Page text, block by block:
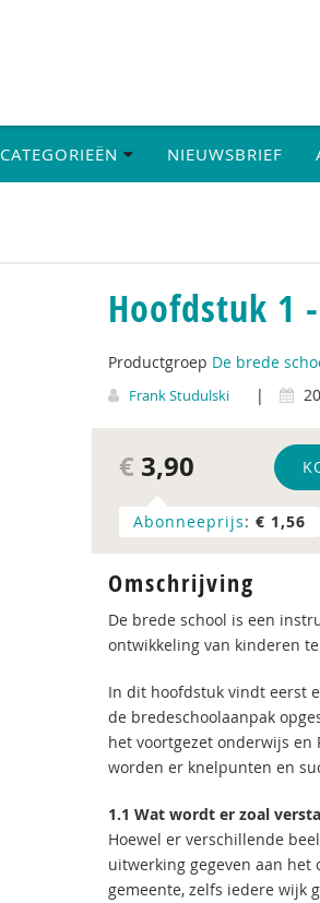
CATEGORIEËN NIEUWSBRIEF
Hoofdstuk 1
Productgroep De brede
Frank Studulski |
€ 3,90
Abonneeprijs: € 1,56
Omschrijving
De brede school is een
ontwikkeling van kinderen
In dit hoofdstuk vindt eerst
de bredeschoolaanpak
het voortgezet onderwijs en
worden er knelpunten en
1.1 Wat wordt er zoal
Hoewel er verschillende
uitwerking gegeven aan
gemeente, zelfs iedere wijk